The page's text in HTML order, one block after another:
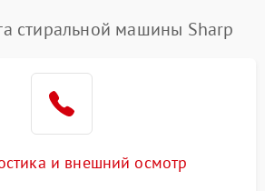
стиральной машины Sharp
и внешний осмотр